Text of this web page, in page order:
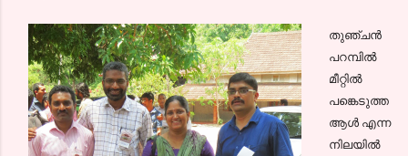
തുഞ്ചന്‍
പറമ്പില്‍
മീറ്റില്‍
പങ്കെടുത്ത
ആള്‍ എന്ന
നിലയില്‍